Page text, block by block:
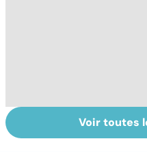
bipolaires : de
Voir toutes